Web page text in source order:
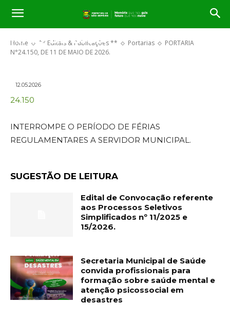
Home ** Editais & Publicações ** Portarias
PORTARIA
N°24.150, DE 11 DE MAIO DE 2026.
PORTARIA N°24.150, DE 11 DE
MAIO DE 2026.
12.05.2026
24.150
INTERROMPE O PERÍODO DE FÉRIAS
REGULAMENTARES A SERVIDOR MUNICIPAL.
SUGESTÃO DE LEITURA
Edital de Convocação referente
aos Processos Seletivos
Simplificados nº 11/2025 e
15/2026.
Secretaria Municipal de Saúde
convida profissionais para
formação sobre saúde mental e
atenção psicossocial em
desastres